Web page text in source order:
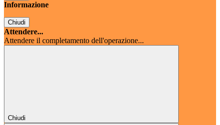
Informazione
Chiudi
Attendere...
Attendere il completamento dell'operazione...
Chiudi